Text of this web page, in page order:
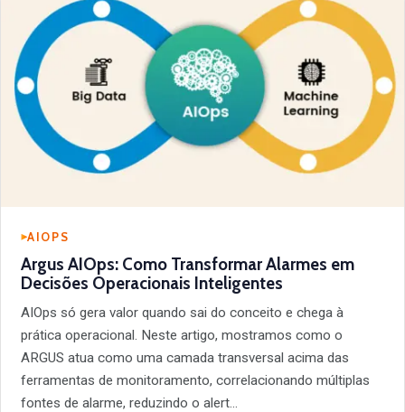
AIOPS
Argus AIOps: Como Transformar Alarmes em
Decisões Operacionais Inteligentes
AIOps só gera valor quando sai do conceito e chega à
prática operacional. Neste artigo, mostramos como o
ARGUS atua como uma camada transversal acima das
ferramentas de monitoramento, correlacionando múltiplas
fontes de alarme, reduzindo o alert…